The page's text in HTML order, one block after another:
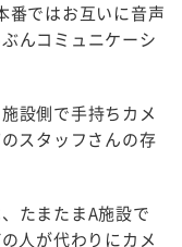
番ではお互いに音声
んコミュニケーシ
設側で手持ちカメ
スタッフさんの存
たまたまA施設で
人が代わりにカメ